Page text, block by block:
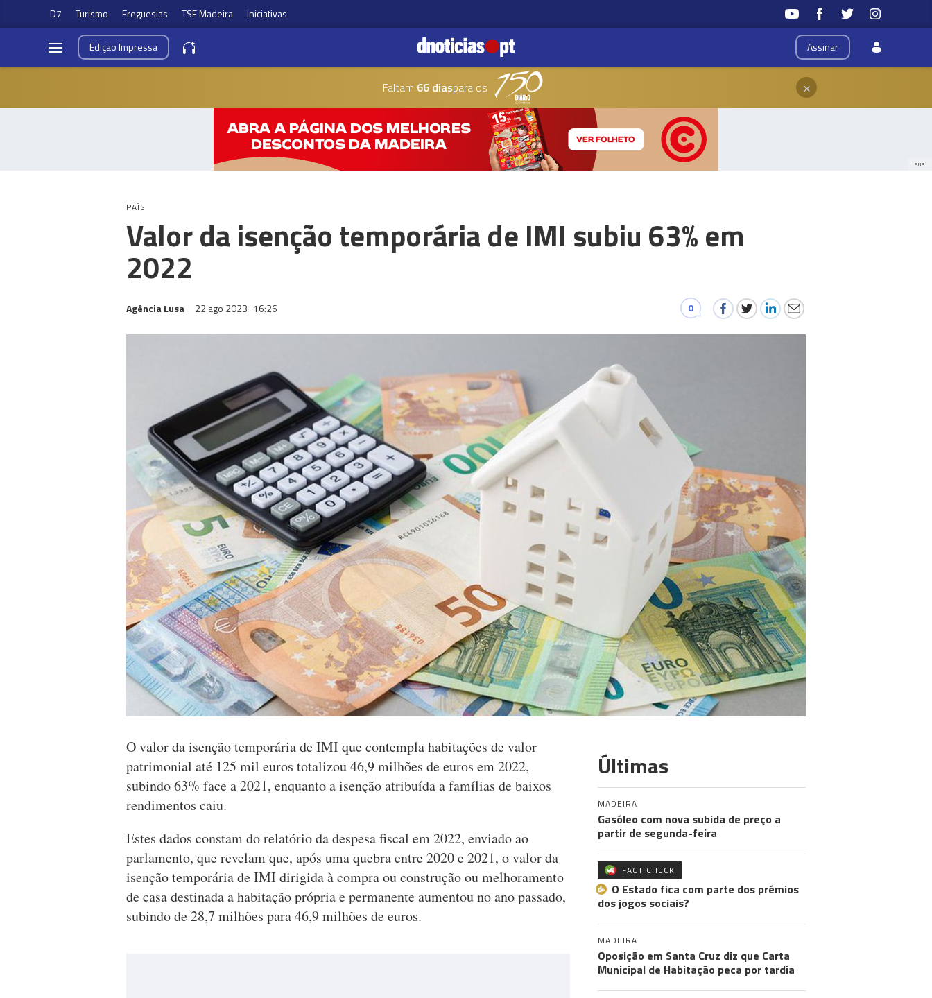
D7 Turismo Freguesias TSF Madeira Iniciativas
Assinar
EdiçãoImpressa
Faltam 66 diaspara os ×
PUB
PAÍS
Valor da isenção temporária de IMI subiu 63% em
2022
Agência Lusa 22 ago 2023 16:26 0
O valor da isenção temporária de IMI que contempla habitações de valor
patrimonial até 125 mil euros totalizou 46,9 milhões de euros em 2022,
subindo 63% face a 2021, enquanto a isenção atribuída a famílias de baixos
rendimentos caiu.
Estes dados constam do relatório da despesa fiscal em 2022, enviado ao
parlamento, que revelam que, após uma quebra entre 2020 e 2021, o valor da
isenção temporária de IMI dirigida à compra ou construção ou melhoramento
de casa destinada a habitação própria e permanente aumentou no ano passado,
subindo de 28,7 milhões para 46,9 milhões de euros.
Últimas
MADEIRA
Gasóleo com nova subida de preço a
partir de segunda-feira
FACT CHECK
O Estado fica com parte dos prémios
dos jogos sociais?
MADEIRA
Oposição em Santa Cruz diz que Carta
Municipal de Habitação peca por tardia